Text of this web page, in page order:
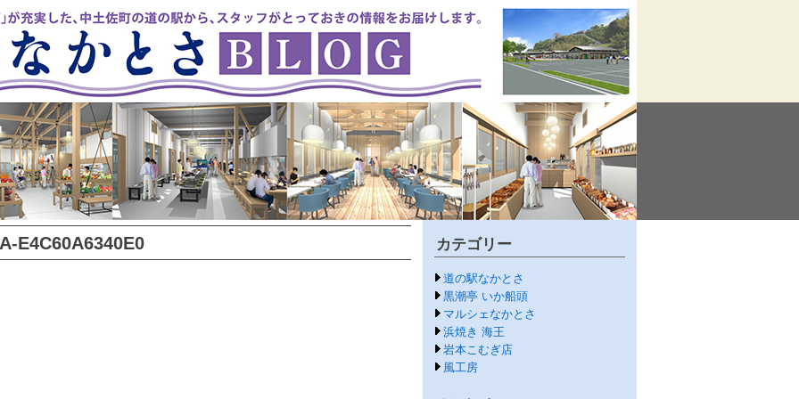
E4C60A6340E0 カテゴリー
道の駅なかとさ
黒潮亭 いか船頭
マルシェなかとさ
浜焼き 海王
岩本こむぎ店
風工房